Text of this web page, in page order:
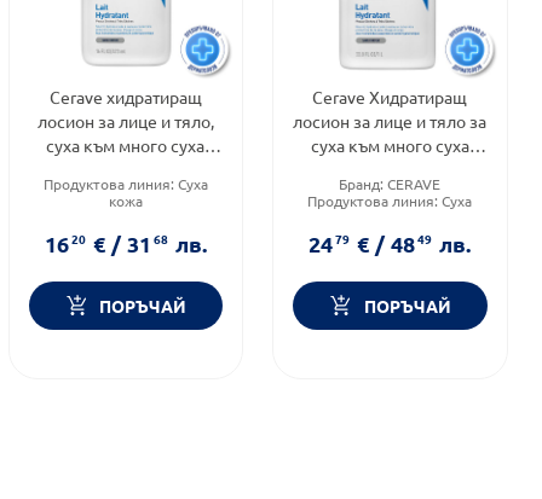
Cerave хидратиращ
лосион за лице и тяло,
суха към много суха
473мл.597395
Продуктова линия: Суха
кожа
Тип козметика:
Дермокозметика
1620 € / 3168 лв.
ПОРЪЧАЙ
Cerave Хидратиращ
лосион за лице и тяло за
суха към много суха
598750
Бранд:CERAVE
Продуктова линия:Суха
Тип козметика:
Дермокозметика
2479 € / 4849 лв.
ПОРЪЧАЙ